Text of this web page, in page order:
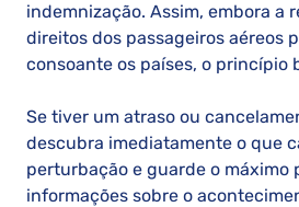
indemnização. Assim, embora a
direitos dos passageiros aéreos
consoante os países, o princípio
Se tiver um atraso ou
descubra imediatamente o que
perturbação e guarde o máximo
informações sobre o